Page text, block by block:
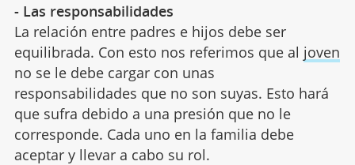
- Las responsabilidades
La relación entre padres e hijos debe ser
equilibrada. Con esto nos referimos que al joven
no se le debe cargar con unas
responsabilidades que no son suyas. Esto hará
que sufra debido a una presión que no le
corresponde. Cada uno en la familia debe
aceptar y llevar a cabo su rol.